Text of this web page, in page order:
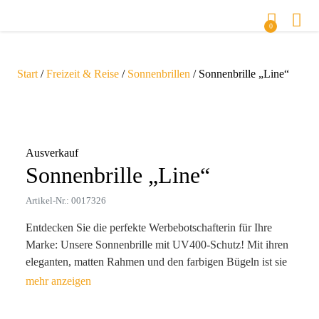
0
Start /Freizeit & Reise / Sonnenbrillen / Sonnenbrille „Line“
Ausverkauf
Sonnenbrille „Line“
Artikel-Nr.: 0017326
Entdecken Sie die perfekte Werbebotschafterin für Ihre
Marke: Unsere Sonnenbrille mit UV400-Schutz! Mit ihren
eleganten, matten Rahmen und den farbigen Bügeln ist sie
nicht nur ein praktisches Accessoire, sondern auch ein